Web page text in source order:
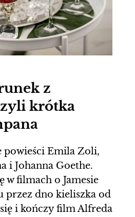
z
krótka
powieści Emila Zoli,
i Johanna Goethe.
w filmach o Jamesie
przez dno kieliszka od
i kończy film Alfreda